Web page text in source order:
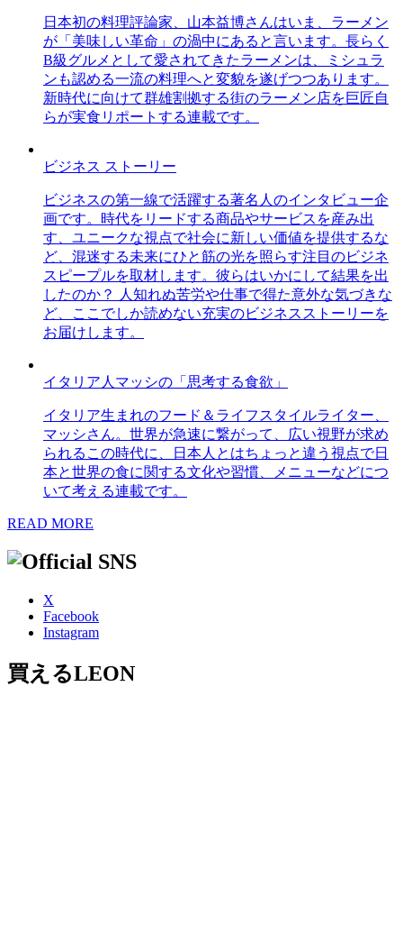
日本初の料理評論家、山本益博さんはいま、ラーメン
が「美味しい革命」の渦中にあると言います。長らく
B級グルメとして愛されてきたラーメンは、ミシュラ
ンも認める一流の料理へと変貌を遂げつつあります。
新時代に向けて群雄割拠する街のラーメン店を巨匠自
らが実食リポートする連載です。
ビジネス ストーリー
ビジネスの第一線で活躍する著名人のインタビュー企
画です。時代をリードする商品やサービスを産み出
す、ユニークな視点で社会に新しい価値を提供するな
ど、混迷する未来にひと筋の光を照らす注目のビジネ
スピープルを取材します。彼らはいかにして結果を出
したのか？ 人知れぬ苦労や仕事で得た意外な気づきな
ど、ここでしか読めない充実のビジネスストーリーを
お届けします。
イタリア人マッシの「思考する食欲」
イタリア生まれのフード＆ライフスタイルライター、
マッシさん。世界が急速に繋がって、広い視野が求め
られるこの時代に、日本人とはちょっと違う視点で日
本と世界の食に関する文化や習慣、メニューなどにつ
いて考える連載です。
READ MORE
X
Facebook
Instagram
買えるLEON